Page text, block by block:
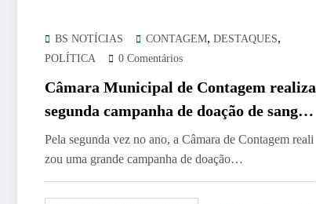
BS NOTÍCIAS CONTAGEM, DESTAQUES,
POLÍTICA 0 Comentários
Câmara Municipal de Contagem realiza
segunda campanha de doação de sangue
e supera resultados da edição anterior
Pela segunda vez no ano, a Câmara de Contagem reali
zou uma grande campanha de doação…